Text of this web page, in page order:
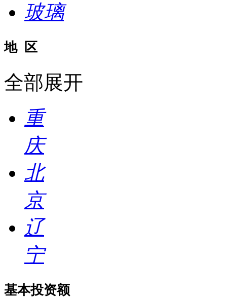
玻璃
地 区
全部展开
重
庆
北
京
辽
宁
基本投资额